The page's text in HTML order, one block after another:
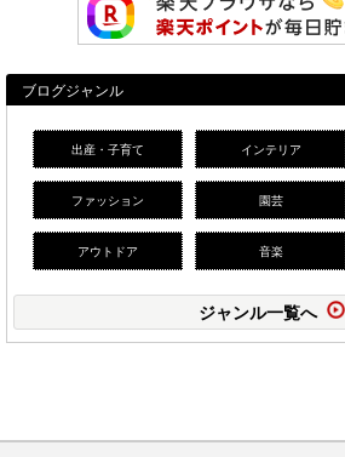
ブログジャンル
出産・子育て インテリア
ファッション 園芸
アウトドア 音楽
ジャンル一覧へ